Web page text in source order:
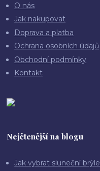
O nás
Jak nakupovat
Doprava a platba
Ochrana osobních údajů
Obchodní podmínky
Kontakt
Nejčtenější na blogu
Jak vybrat sluneční brýle